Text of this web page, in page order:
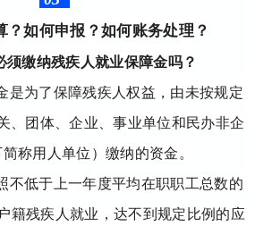
？如何申报？如何账务处理？
须缴纳残疾人就业保障金吗？
为了保障残疾人权益，由未按规定
、团体、企业、事业单位和民办非企
称用人单位）缴纳的资金。
低于上一年度平均在职职工总数的
籍残疾人就业，达不到规定比例的应